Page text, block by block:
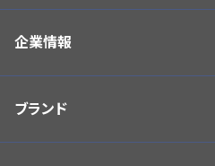
企業情報
ブランド